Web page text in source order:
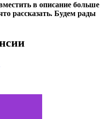
в описание больше
рассказать. Будем рады